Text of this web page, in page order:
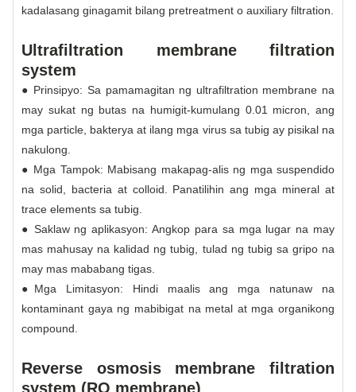
kadalasang ginagamit bilang pretreatment o auxiliary filtration.
Ultrafiltration membrane filtration
system
● Prinsipyo: Sa pamamagitan ng ultrafiltration membrane na
may sukat ng butas na humigit-kumulang 0.01 micron, ang
mga particle, bakterya at ilang mga virus sa tubig ay pisikal na
nakulong.
● Mga Tampok: Mabisang makapag-alis ng mga suspendido
na solid, bacteria at colloid. Panatilihin ang mga mineral at
trace elements sa tubig.
● Saklaw ng aplikasyon: Angkop para sa mga lugar na may
mas mahusay na kalidad ng tubig, tulad ng tubig sa gripo na
may mas mababang tigas.
●Mga Limitasyon: Hindi maalis ang mga natunaw na
kontaminant gaya ng mabibigat na metal at mga organikong
compound.
Reverse osmosis membrane filtration
system (RO membrane)